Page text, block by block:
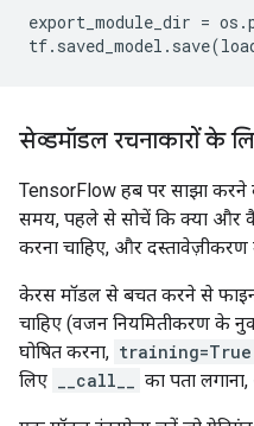
export_module_dir = os .
tf. saved_model . save(
सेव्डमॉडल रचनाकारों के
TensorFlow हब पर साझा
समय, पहले से सोचें कि क्या और
करना चाहिए, और दस्तावेज़ीकरण में
केरस मॉडल से बचत करने से फाइन-
चाहिए (वजन नियमितीकरण के
घोषित करना, training=True
लिए
__call__ का पता